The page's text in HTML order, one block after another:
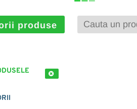
produse